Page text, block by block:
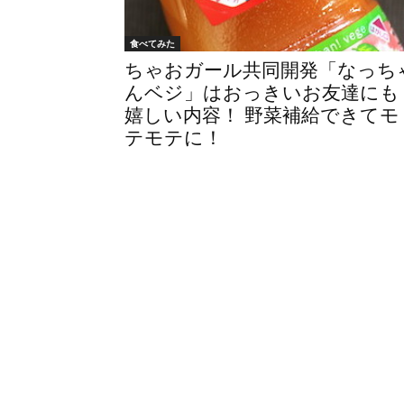
食べてみた
ちゃおガール共同開発「なっち
んベジ」はおっきいお友達にも
嬉しい内容！ 野菜補給できてモ
テモテに！